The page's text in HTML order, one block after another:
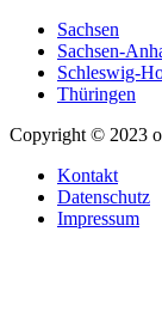
Sachsen
Sachsen-
Schleswig-
Thüringen
Copyright © 2023
Kontakt
Datenschutz
Impressum